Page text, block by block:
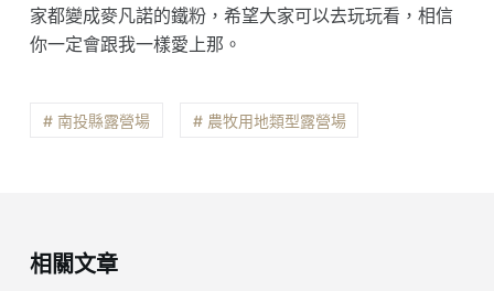
家都變成麥凡諾的鐵粉，希望大家可以去玩玩看，相信
你一定會跟我一樣愛上那。
# 南投縣露營場 # 農牧用地類型露營場
相關文章